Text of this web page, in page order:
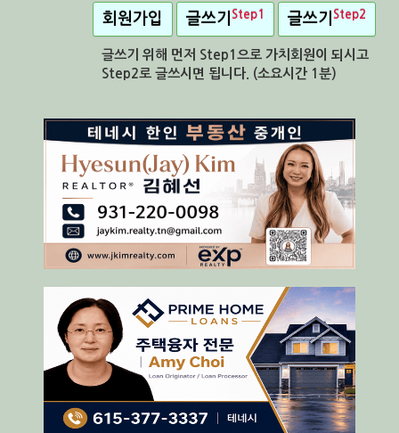
회원가입 글쓰기 Step1 글쓰기 Step2
글쓰기 위해 먼저 Step1으로 가치회원이 되시고
Step2로 글쓰시면 됩니다. (소요시간 1분)